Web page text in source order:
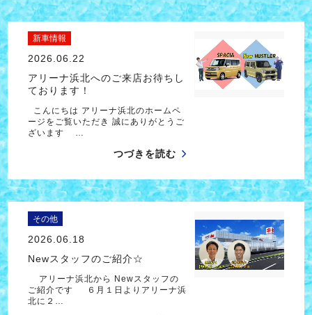
新車情報
2026.06.22
アリーナ浜北へのご来店お待ちし
ております！
こんにちは アリーナ浜北のホームペ
ージをご覧いただき 誠にありがとうご
ざいます …
つづきを読む
その他
2026.06.18
Newスタッフのご紹介☆
アリーナ浜北から Newスタッフの
ご紹介です ６月１日よりアリーナ浜
北に２…